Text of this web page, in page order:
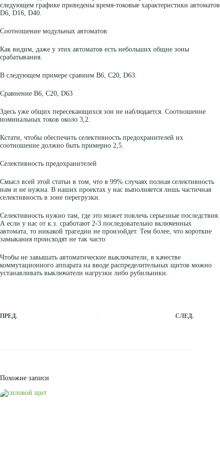
следующем графике приведены время-токовые характеристики автоматов
D6, D16, D40.
Соотношение модульных автоматов
Как видим, даже у этих автоматов есть небольших общие зоны
срабатывания.
В следующем примере сравним B6, C20, D63.
Сравнение B6, C20, D63
Здесь уже общих пересекающихся зон не наблюдается. Соотношение
номинальных токов около 3,2.
Кстати, чтобы обеспечить селективность предохранителей их
соотношение должно быть примерно 2,5.
Селективность предохранителей
Смысл всей этой статьи в том, что в 99% случаях полная селективность
нам и не нужна. В наших проектах у нас выполняется лишь частичная
селективность в зоне перегрузки.
Селективность нужно там, где это может повлечь серьезные последствия.
А если у нас от к.з. сработают 2-3 последовательно включенных
автомата, то никакой трагедии не произойдет. Тем более, что короткие
замыкания происходят не так часто.
Чтобы не завышать автоматические выключатели, в качестве
коммутационного аппарата на вводе распределительных щитов можно
устанавливать выключатели нагрузки либо рубильники.
ПРЕД. СЛЕД.
Похожие записи